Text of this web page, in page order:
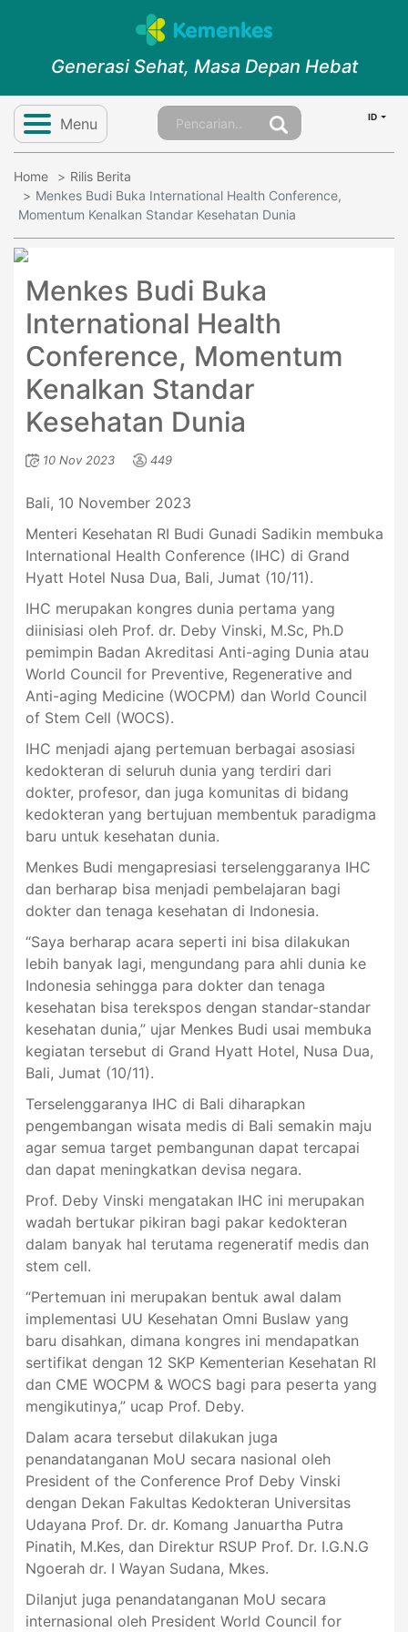
Generasi Sehat, Masa Depan Hebat
Menu ID
Home
Rilis Berita
Menkes Budi Buka International Health Conference,
Momentum Kenalkan Standar Kesehatan Dunia
Menkes Budi Buka
International Health
Conference, Momentum
Kenalkan Standar
Kesehatan Dunia
10 Nov 2023 449
Bali, 10 November 2023
Menteri Kesehatan RI Budi Gunadi Sadikin membuka
International Health Conference (IHC) di Grand
Hyatt Hotel Nusa Dua, Bali, Jumat (10/11).
IHC merupakan kongres dunia pertama yang
diinisiasi oleh Prof. dr. Deby Vinski, M.Sc, Ph.D
pemimpin Badan Akreditasi Anti-aging Dunia atau
World Council for Preventive, Regenerative and
Anti-aging Medicine (WOCPM) dan World Council
of Stem Cell (WOCS).
IHC menjadi ajang pertemuan berbagai asosiasi
kedokteran di seluruh dunia yang terdiri dari
dokter, profesor, dan juga komunitas di bidang
kedokteran yang bertujuan membentuk paradigma
baru untuk kesehatan dunia.
Menkes Budi mengapresiasi terselenggaranya IHC
dan berharap bisa menjadi pembelajaran bagi
dokter dan tenaga kesehatan di Indonesia.
“Saya berharap acara seperti ini bisa dilakukan
lebih banyak lagi, mengundang para ahli dunia ke
Indonesia sehingga para dokter dan tenaga
kesehatan bisa terekspos dengan standar-standar
kesehatan dunia,” ujar Menkes Budi usai membuka
kegiatan tersebut di Grand Hyatt Hotel, Nusa Dua,
Bali, Jumat (10/11).
Terselenggaranya IHC di Bali diharapkan
pengembangan wisata medis di Bali semakin maju
agar semua target pembangunan dapat tercapai
dan dapat meningkatkan devisa negara.
Prof. Deby Vinski mengatakan IHC ini merupakan
wadah bertukar pikiran bagi pakar kedokteran
dalam banyak hal terutama regeneratif medis dan
stem cell.
“Pertemuan ini merupakan bentuk awal dalam
implementasi UU Kesehatan Omni Buslaw yang
baru disahkan, dimana kongres ini mendapatkan
sertifikat dengan 12 SKP Kementerian Kesehatan RI
dan CME WOCPM & WOCS bagi para peserta yang
mengikutinya,” ucap Prof. Deby.
Dalam acara tersebut dilakukan juga
penandatanganan MoU secara nasional oleh
President of the Conference Prof Deby Vinski
dengan Dekan Fakultas Kedokteran Universitas
Udayana Prof. Dr. dr. Komang Januartha Putra
Pinatih, M.Kes, dan Direktur RSUP Prof. Dr. I.G.N.G
Ngoerah dr. I Wayan Sudana, Mkes.
Dilanjut juga penandatanganan MoU secara
internasional oleh President World Council for